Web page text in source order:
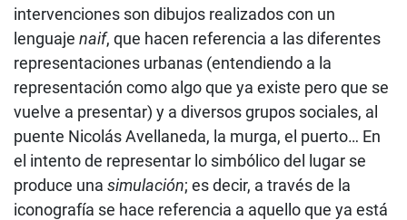
intervenciones son dibujos realizados con un
lenguaje naif, que hacen referencia a las diferentes
representaciones urbanas (entendiendo a la
representación como algo que ya existe pero que se
vuelve a presentar) y a diversos grupos sociales, al
puente Nicolás Avellaneda, la murga, el puerto… En
el intento de representar lo simbólico del lugar se
produce una simulación; es decir, a través de la
iconografía se hace referencia a aquello que ya está